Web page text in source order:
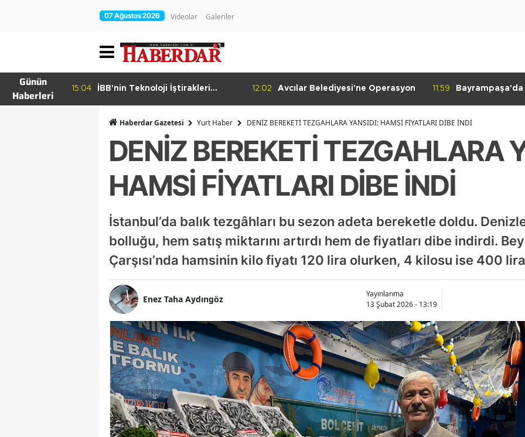
07 Ağustos 2026 Videolar Galeriler
Günün
Haberleri
Bamyası
15:04
İBB'nin Teknoloji İştirakleri
12:02 Avcılar Belediyesi'ne Operasyon 11:59
Bayrampaşa'da
Haberdar Gazetesi Yurt Haber DENİZ BEREKETİ TEZGAHLARA YANSIDI: HAMSİ FİYATLARI DİBE İNDİ
DENİZ BEREKETİ TEZGAHLARA
HAMSİ FİYATLARI DİBE İNDİ
İstanbul’da balık tezgâhları bu sezon adeta bereketle doldu.
bolluğu, hem satış miktarını artırdı hem de fiyatları dibe indirdi.
Çarşısı’nda hamsinin kilo fiyatı 120 lira olurken, 4 kilosu ise 400
Enez Taha Aydıngöz
Yayınlanma
13 Şubat 2026 - 13:19